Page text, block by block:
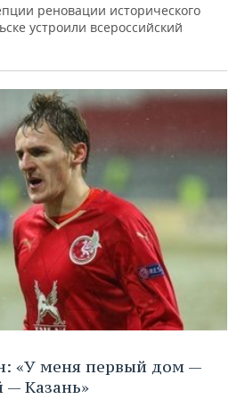
реновации исторического
устроили всероссийский
«У меня первый дом —
— Казань»